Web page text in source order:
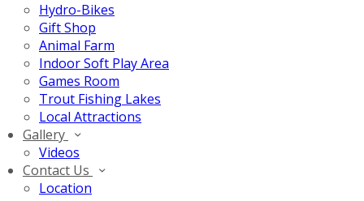
Hydro-Bikes
Gift Shop
Animal Farm
Indoor Soft Play Area
Games Room
Trout Fishing Lakes
Local Attractions
Gallery
Videos
Contact Us
Location